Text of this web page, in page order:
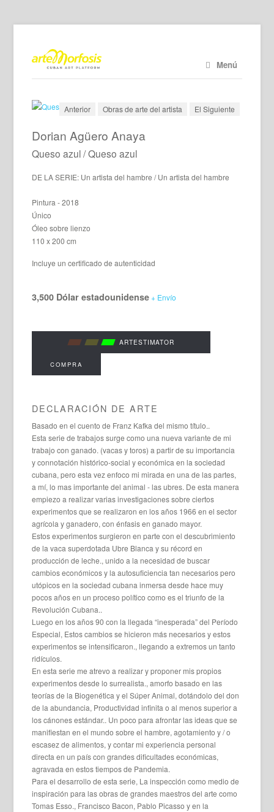
Menú
Anterior Obras de arte del artista El Siguiente
Dorian Agüero Anaya
Queso azul / Queso azul
DE LA SERIE: Un artista del hambre / Un artista del hambre
Pintura - 2018
Único
Óleo sobre lienzo
110 x 200 cm
Incluye un certificado de autenticidad
3,500 Dólar estadounidense + Envío
ARTESTIMATOR
COMPRA
DECLARACIÓN DE ARTE
Basado en el cuento de Franz Kafka del mismo título..
Esta serie de trabajos surge como una nueva variante de mi
trabajo con ganado. (vacas y toros) a partir de su importancia
y connotación histórico-social y económica en la sociedad
cubana, pero esta vez enfoco mi mirada en una de las partes,
a mí, lo mas importante del animal - las ubres. De esta manera
empiezo a realizar varias investigaciones sobre ciertos
experimentos que se realizaron en los años 1966 en el sector
agrícola y ganadero, con énfasis en ganado mayor.
Estos experimentos surgieron en parte con el descubrimiento
de la vaca superdotada Ubre Blanca y su récord en
producción de leche., unido a la necesidad de buscar
cambios económicos y la autosuficiencia tan necesarios pero
utópicos en la sociedad cubana inmersa desde hace muy
pocos años en un proceso político como es el triunfo de la
Revolución Cubana..
Luego en los años 90 con la llegada “inesperada” del Período
Especial, Estos cambios se hicieron más necesarios y estos
experimentos se intensificaron., llegando a extremos un tanto
ridículos.
En esta serie me atrevo a realizar y proponer mis propios
experimentos desde lo surrealista., amorfo basado en las
teorías de la Biogenética y el Súper Animal, dotándolo del don
de la abundancia, Productividad infinita o al menos superior a
los cánones estándar.. Un poco para afrontar las ideas que se
manifiestan en el mundo sobre el hambre, agotamiento y / o
escasez de alimentos, y contar mi experiencia personal
directa en un país con grandes dificultades económicas,
agravada en estos tiempos de Pandemia.
Para el desarrollo de esta serie, La inspección como medio de
inspiración para las obras de grandes maestros del arte como
Tomas Esso., Francisco Bacon, Pablo Picasso y en la